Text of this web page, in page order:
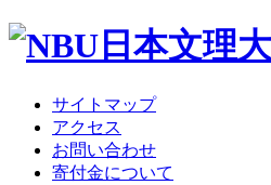
サイトマップ
アクセス
お問い合わせ
寄付金について